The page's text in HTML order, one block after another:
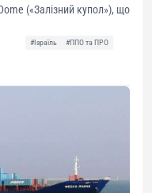
(«Залізний купол»), що
#Ізраїль
#ППО та ПРО